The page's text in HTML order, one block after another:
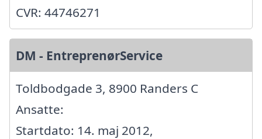
CVR: 44746271
DM - EntreprenørService
Toldbodgade 3, 8900 Randers C
Ansatte:
Startdato: 14. maj 2012,